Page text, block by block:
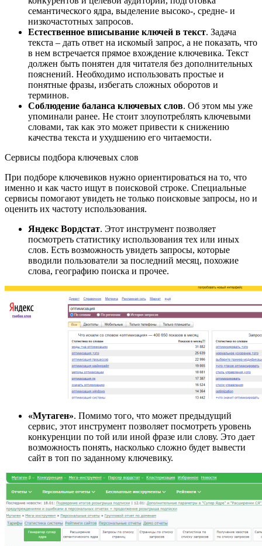
семантического ядра, выделение высоко-, средне- и
низкочастотных запросов.
Естественное вписывание ключей в текст. Задача
текста – дать ответ на искомый запрос, а не показать, что
в нем встречается прямое вхождение ключевика. Текст
должен быть понятен для читателя без дополнительных
пояснений. Необходимо использовать простые и
понятные фразы, избегать сложных оборотов и
терминов.
Соблюдение баланса ключевых слов. Об этом мы уже
упоминали ранее. Не стоит злоупотреблять ключевыми
словами, так как это может привести к снижению
качества текста и ухудшению его читаемости.
Сервисы подбора ключевых слов
При подборе ключевиков нужно ориентироваться на то, что
именно и как часто ищут в поисковой строке. Специальные
сервисы помогают увидеть не только поисковые запросы, но и
оценить их частоту использования.
Яндекс Вордстат. Этот инструмент позволяет
посмотреть статистику использования тех или иных
слов. Есть возможность увидеть запросы, которые
вводили пользователи за последний месяц, похожие
слова, географию поиска и прочее.
«Мутаген». Помимо того, что может предыдущий
сервис, этот инструмент позволяет посмотреть уровень
конкуренции по той или иной фразе или слову. Это дает
возможность понять, насколько сложно будет вывести
сайт в топ по заданному ключевику.